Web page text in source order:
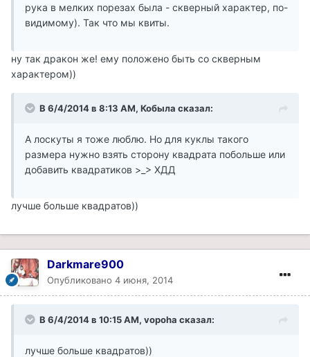
рука в мелких порезах была - скверный характер, по-
видимому). Так что мы квиты.
ну так дракон же! ему положено быть со скверным
характером))
В 6/4/2014 в 8:13 AM, Кобыла сказал:
А лоскуты я тоже люблю. Но для куклы такого
размера нужно взять сторону квадрата побольше или
добавить квадратиков >_> ХДД
лучше больше квадратов))
Darkmare900
Опубликовано 4 июня, 2014
В 6/4/2014 в 10:15 AM, vopoha сказал:
лучше больше квадратов))